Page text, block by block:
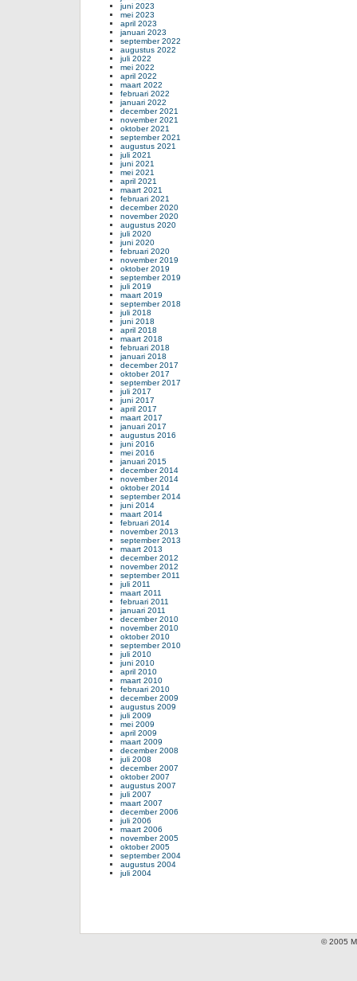
juni 2023
mei 2023
april 2023
januari 2023
september 2022
augustus 2022
juli 2022
mei 2022
april 2022
maart 2022
februari 2022
januari 2022
december 2021
november 2021
oktober 2021
september 2021
augustus 2021
juli 2021
juni 2021
mei 2021
april 2021
maart 2021
februari 2021
december 2020
november 2020
augustus 2020
juli 2020
juni 2020
februari 2020
november 2019
oktober 2019
september 2019
juli 2019
maart 2019
september 2018
juli 2018
juni 2018
april 2018
maart 2018
februari 2018
januari 2018
december 2017
oktober 2017
september 2017
juli 2017
juni 2017
april 2017
maart 2017
januari 2017
augustus 2016
juni 2016
mei 2016
januari 2015
december 2014
november 2014
oktober 2014
september 2014
juni 2014
maart 2014
februari 2014
november 2013
september 2013
maart 2013
december 2012
november 2012
september 2011
juli 2011
maart 2011
februari 2011
januari 2011
december 2010
november 2010
oktober 2010
september 2010
juli 2010
juni 2010
april 2010
maart 2010
februari 2010
december 2009
augustus 2009
juli 2009
mei 2009
april 2009
maart 2009
december 2008
juli 2008
december 2007
oktober 2007
augustus 2007
juli 2007
maart 2007
december 2006
juli 2006
maart 2006
november 2005
oktober 2005
september 2004
augustus 2004
juli 2004
© 2005